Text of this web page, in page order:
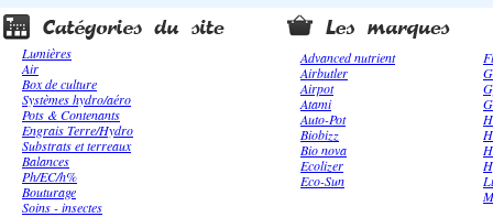
Lumières
Air
Box de culture
Systèmes hydro/aéro
Pots & Contenants
Engrais Terre/Hydro
Substrats et terreaux
Balances
Ph/EC/h%
Bouturage
Soins - insectes
Advanced nutrient
Airbutler
Airpot
Atami
Auto-Pot
Biobizz
Bio nova
Ecolizer
Eco-Sun